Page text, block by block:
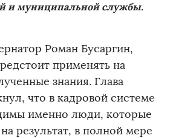
и муниципальной службы.
Роман Бусаргин,
применять на
знания. Глава
что в кадровой системе
именно люди, которые
результат, в полной мере